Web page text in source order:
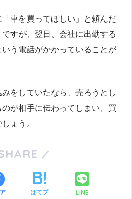
車を買ってほしい」と頼んだ
すが、翌日、会社に出勤する
う電話がかかっていることが
をしていたなら、売ろうとし
が相手に伝わってしまい、買
ょう。
はてブ LINE